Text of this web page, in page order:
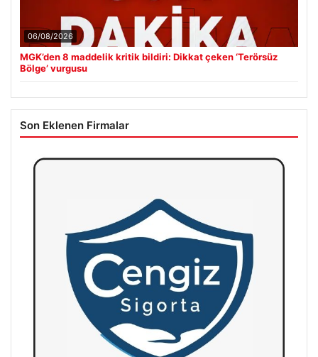
06/08/2026
MGK’den 8 maddelik kritik bildiri: Dikkat çeken ‘Terörsüz
Bölge’ vurgusu
Son Eklenen Firmalar